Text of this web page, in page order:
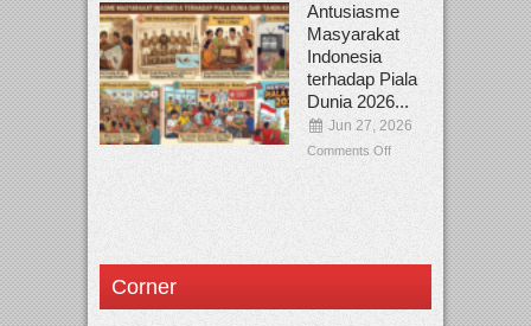
Antusiasme
Masyarakat
Indonesia
terhadap Piala
Dunia 2026...
Jun 27, 2026
Comments Off
Corner